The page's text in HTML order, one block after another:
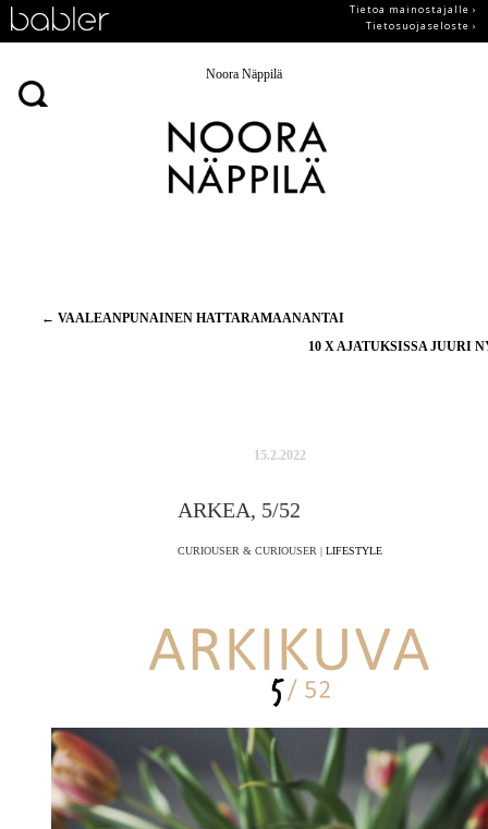
Tietoa mainostajalle ›
Tietosuojaseloste ›
Noora Näppilä
Artikkelien
← VAALEANPUNAINEN HATTARAMAANANTAI
10 X AJATUKSISSA JUURI
15.2.2022
ARKEA, 5/52
CURIOUSER & CURIOUSER | LIFESTYLE